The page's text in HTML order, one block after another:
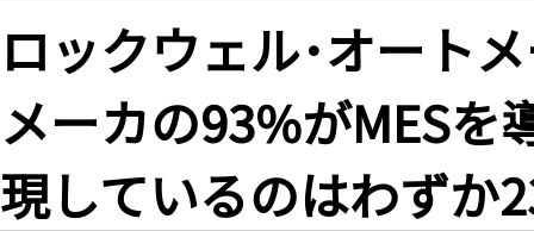
ロックウェル･オート
メーカの93%がMESを
現しているのはわずか